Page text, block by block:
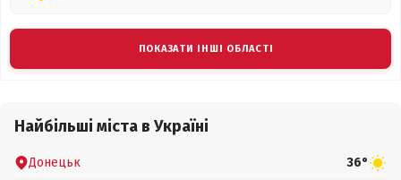
ПОКАЗАТИ ІНШІ ОБЛАСТІ
Найбільші міста в Україні
Донецьк 36°